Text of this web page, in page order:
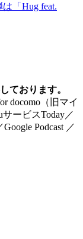
「Hug feat.
ております。
docomo（旧マイ
ービスToday／
Podcast ／